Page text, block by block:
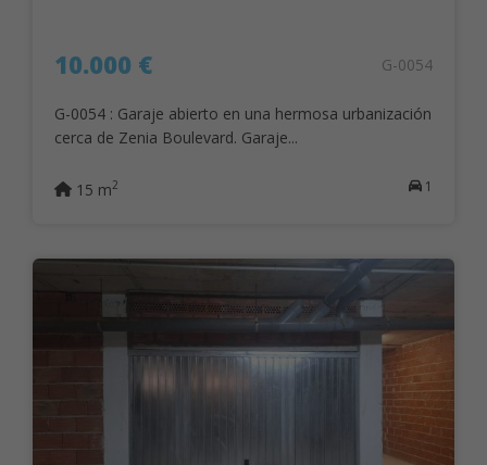
10.000 € G-0054
G-0054 : Garaje abierto en una hermosa urbanización
cerca de Zenia Boulevard. Garaje...
1
15 m2